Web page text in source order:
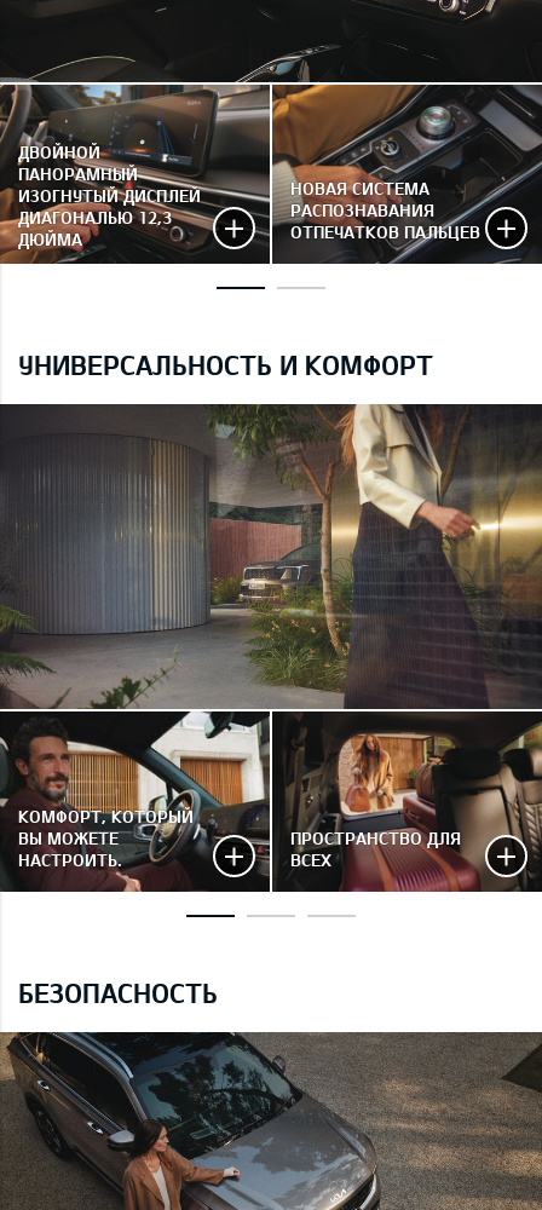
ДВОЙНОЙ
ПАНОРАМНЫЙ
ИЗОГНУТЫЙ ДИСПЛЕЙ
ДИАГОНАЛЬЮ 12,3
ДЮЙМА
НОВАЯ СИСТЕМА
РАСПОЗНАВАНИЯ
ОТПЕЧАТКОВ ПАЛЬЦЕВ
УНИВЕРСАЛЬНОСТЬ И КОМФОРТ
КОМФОРТ, КОТОРЫЙ
ВЫ МОЖЕТЕ
НАСТРОИТЬ.
ПРОСТРАНСТВО ДЛЯ
ВСЕХ
БЕЗОПАСНОСТЬ